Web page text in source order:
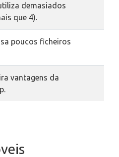
demasiados
que 4).
poucos ficheiros
vantagens da